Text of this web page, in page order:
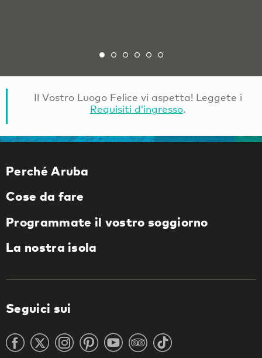
Il Vostro Luogo Felice vi aspetta! Leggete i
Requisiti d’ingresso.
Perché Aruba
Cose da fare
Programmate il vostro soggiorno
La nostra isola
Seguici sui